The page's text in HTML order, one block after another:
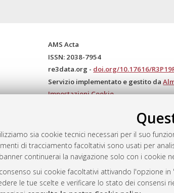
sia cookie tecnici necessari per il suo
di tracciamento facoltativi sono usati per
continuerai la navigazione solo con i cookie
sui cookie facoltativi attivando l'opzione
le tue scelte e verificare lo stato dei consensi
AMS Acta
ISSN: 2038-7954
re3data.org - doi.org/10.17616/
Servizio implementato e gestito da
Impostazioni Cookie
Mission e policies del repository